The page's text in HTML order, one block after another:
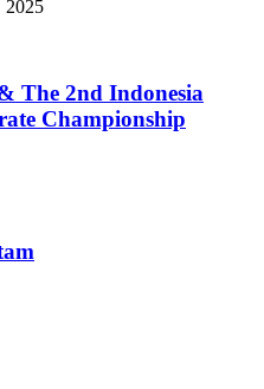
2025
The 2nd Indonesia
Championship